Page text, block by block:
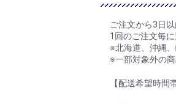
ご注文から3日以
1回のご注文毎
※北海道、沖縄、
※一部対象外の商
【配送希望時間